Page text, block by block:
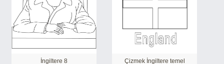
İngiltere 8 Çizmek İngiltere temel